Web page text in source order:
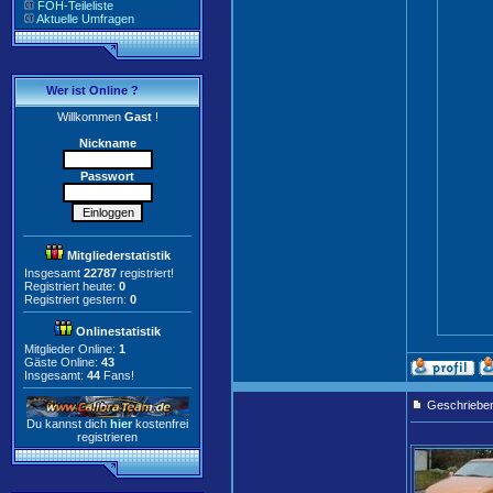
FOH-Teileliste
Aktuelle Umfragen
Wer ist Online ?
WillkommenGast!
Nickname
Passwort
Mitgliederstatistik
Insgesamt 22787 registriert!
Registriert heute: 0
Registriert gestern: 0
Onlinestatistik
Mitglieder Online: 1
Gäste Online: 43
Insgesamt: 44 Fans!
Du kannst dich hier kostenfrei
registrieren